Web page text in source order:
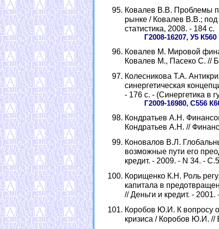
Ковалев В.В. Проблемы
рынке / Ковалев В.В.;
статистика, 2008. - 184 с.
Г2008-16207, У5 К560
Ковалев М. Мировой
Ковалев М., Пасеко С. //
Колесникова Т.А.
синергетическая
- 176 с. - (Синергетика в
Г2009-16980, С556
Кондратьев А.Н.
Кондратьев А.Н. //
Коновалов В.Л.
возможные пути его
кредит. - 2009. - N 34. -
Корищенко К.Н. Роль
капитала в
// Деньги и кредит. -
Коробов Ю.И. К вопросу
кризиса / Коробов Ю.И. //